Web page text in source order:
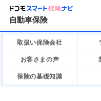
自動車保険
取扱い保険会社
お客さまの声
保険の基礎知識